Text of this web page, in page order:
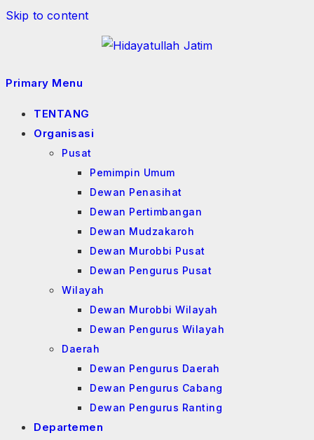
Skip to content
Primary Menu
TENTANG
Organisasi
Pusat
Pemimpin Umum
Dewan Penasihat
Dewan Pertimbangan
Dewan Mudzakaroh
Dewan Murobbi Pusat
Dewan Pengurus Pusat
Wilayah
Dewan Murobbi Wilayah
Dewan Pengurus Wilayah
Daerah
Dewan Pengurus Daerah
Dewan Pengurus Cabang
Dewan Pengurus Ranting
Departemen